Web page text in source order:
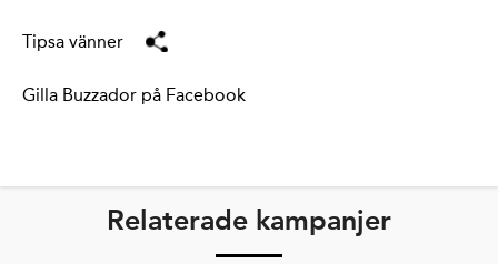
Tipsa vänner
Gilla Buzzador på Facebook
Relaterade kampanjer